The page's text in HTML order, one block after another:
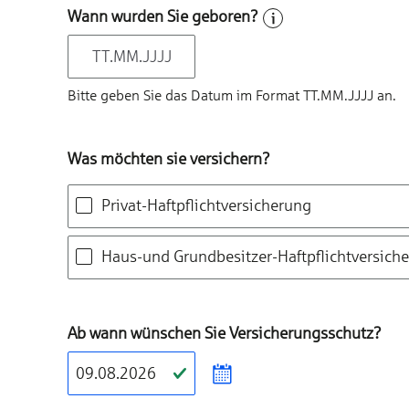
Wann wurden Sie geboren?
Bitte geben Sie das Datum im Format TT.MM.JJJJ an.
Was möchten sie versichern?
Privat-Haftpflichtversicherung
Haus-und Grundbesitzer-
Ab wann wünschen Sie Versicherungs­schutz?